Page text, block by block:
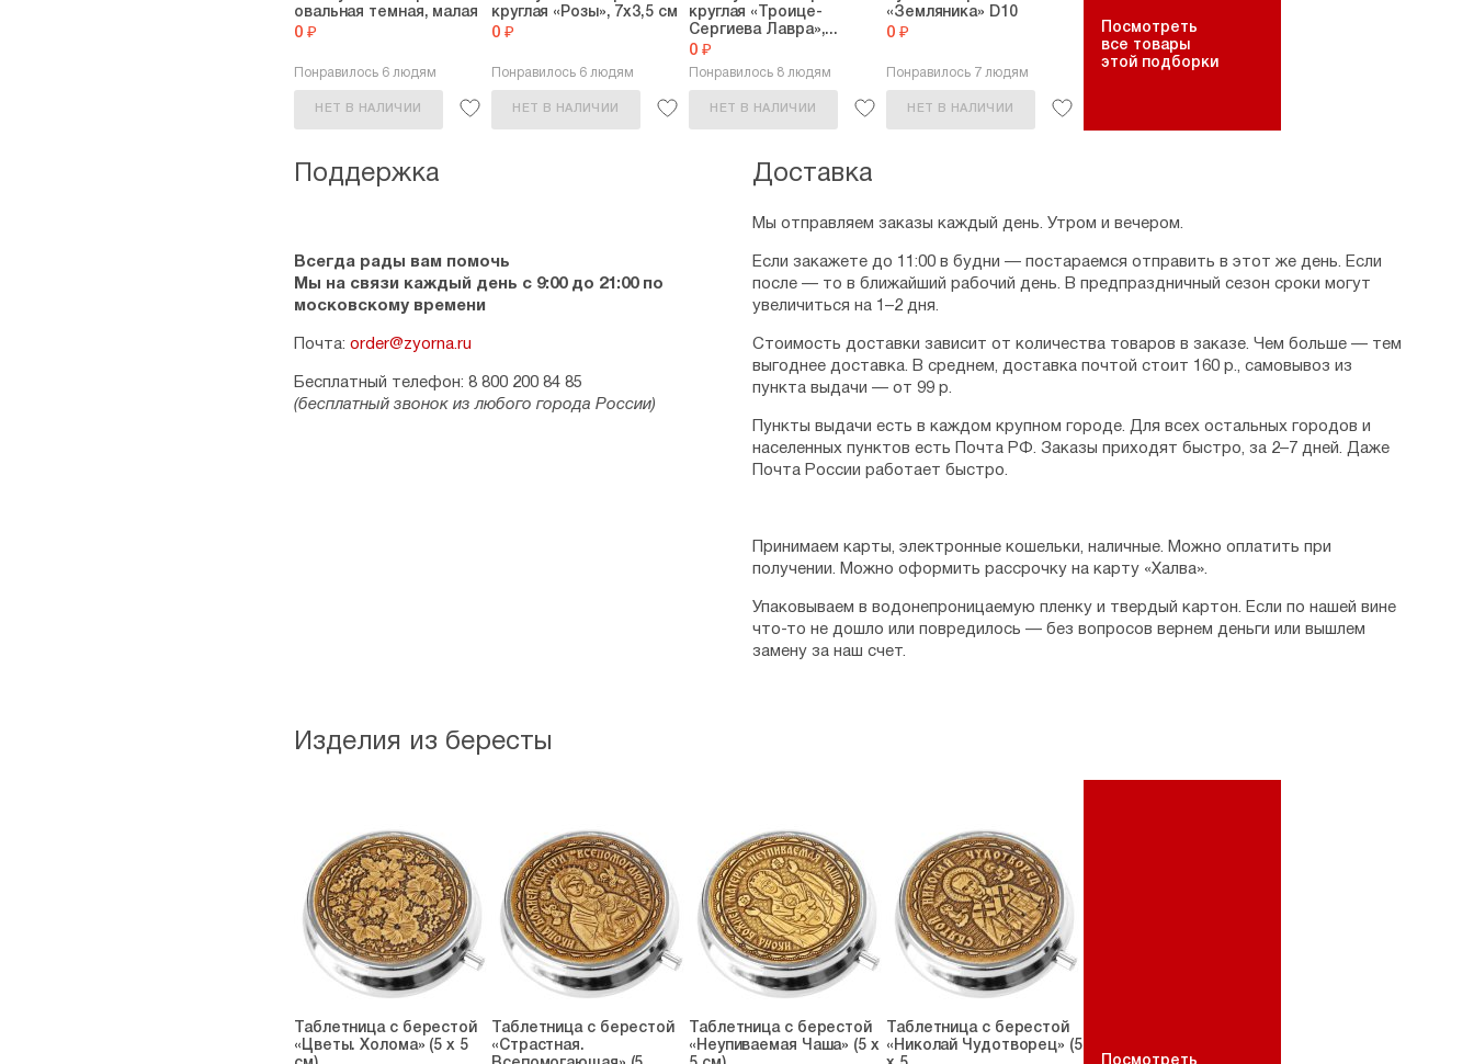
овальная темная, малая
0 ₽
Понравилось 6 людям
НЕТ В НАЛИЧИИ
круглая «Розы», 7х3,5 см
0 ₽
Понравилось 6 людям
НЕТ В НАЛИЧИИ
круглая «Троице-
Сергиева Лавра»,...
0 ₽
Понравилось 8 людям
НЕТ В НАЛИЧИИ
«Земляника» D10
0 ₽
Понравилось 7 людям
НЕТ В НАЛИЧИИ
Посмотреть
все товары
этой подборки
Поддержка
Всегда рады вам помочь
Мы на связи каждый день с 9:00 до 21:00 по
московскому времени
Почта: order@zyorna.ru
Бесплатный телефон: 8 800 200 84 85
(бесплатный звонок из любого города России)
Доставка
Мы отправляем заказы каждый день. Утром и вечером.
Если закажете до 11:00 в будни — постараемся отправить в этот же день. Если
после — то в ближайший рабочий день. В предпраздничный сезон сроки могут
увеличиться на 1–2 дня.
Стоимость доставки зависит от количества товаров в заказе. Чем больше — тем
выгоднее доставка. В среднем, доставка почтой стоит 160 р., самовывоз из
пункта выдачи — от 99 р.
Пункты выдачи есть в каждом крупном городе. Для всех остальных городов и
населенных пунктов есть Почта РФ. Заказы приходят быстро, за 2–7 дней. Даже
Почта России работает быстро.
Принимаем карты, электронные кошельки, наличные. Можно оплатить при
получении. Можно оформить рассрочку на карту «Халва».
Упаковываем в водонепроницаемую пленку и твердый картон. Если по нашей вине
что-то не дошло или повредилось — без вопросов вернем деньги или вышлем
замену за наш счет.
Изделия из бересты
Таблетница с берестой
«Цветы. Холома» (5 х 5
Таблетница с берестой
«Страстная.
Таблетница с берестой
«Неупиваемая Чаша» (5 х
Таблетница с берестой
«Николай Чудотворец» (5